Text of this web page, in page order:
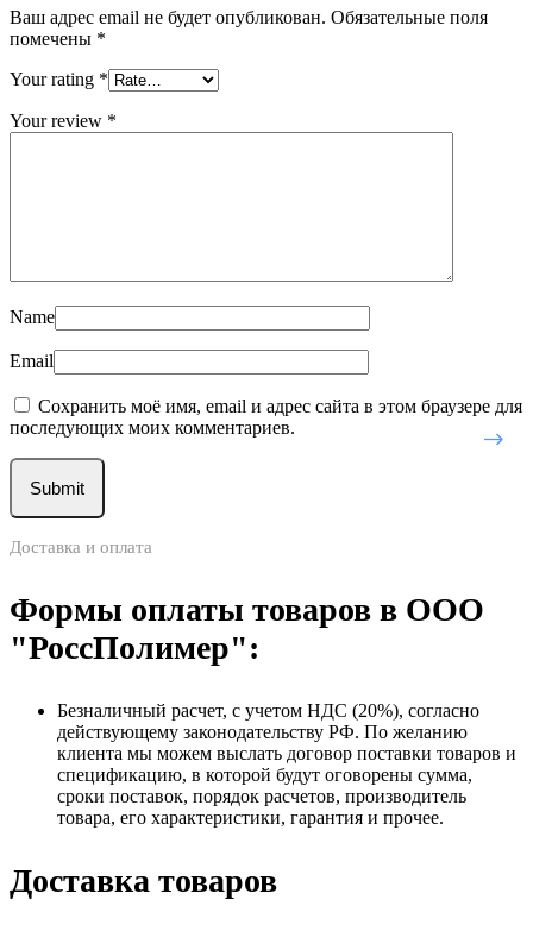
Ваш адрес email не будет опубликован. Обязательные поля
помечены *
Your rating *
Your review *
Name
Email
Сохранить моё имя, email и адрес сайта в этом браузере для
последующих моих комментариев.
Доставка и оплата
Формы оплаты товаров в ООО
"РоссПолимер":
Безналичный расчет, с учетом НДС (20%), согласно
действующему законодательству РФ. По желанию
клиента мы можем выслать договор поставки товаров и
спецификацию, в которой будут оговорены сумма,
сроки поставок, порядок расчетов, производитель
товара, его характеристики, гарантия и прочее.
Доставка товаров